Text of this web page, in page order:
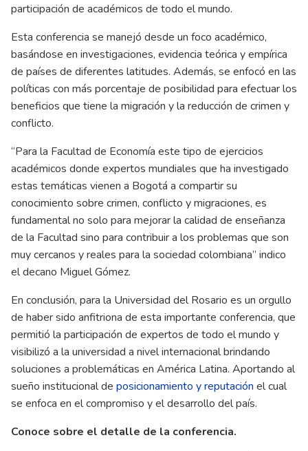
participación de académicos de todo el mundo.
Esta conferencia se manejó desde un foco académico,
basándose en investigaciones, evidencia teórica y empírica
de países de diferentes latitudes. Además, se enfocó en las
políticas con más porcentaje de posibilidad para efectuar los
beneficios que tiene la migración y la reducción de crimen y
conflicto.
“Para la Facultad de Economía este tipo de ejercicios
académicos donde expertos mundiales que ha investigado
estas temáticas vienen a Bogotá a compartir su
conocimiento sobre crimen, conflicto y migraciones, es
fundamental no solo para mejorar la calidad de enseñanza
de la Facultad sino para contribuir a los problemas que son
muy cercanos y reales para la sociedad colombiana” indico
el decano Miguel Gómez.
En conclusión, para la Universidad del Rosario es un orgullo
de haber sido anfitriona de esta importante conferencia, que
permitió la participación de expertos de todo el mundo y
visibilizó a la universidad a nivel internacional brindando
soluciones a problemáticas en América Latina. Aportando al
sueño institucional de posicionamiento y reputación el cual
se enfoca en el compromiso y el desarrollo del país.
Conoce sobre el detalle de la conferencia.